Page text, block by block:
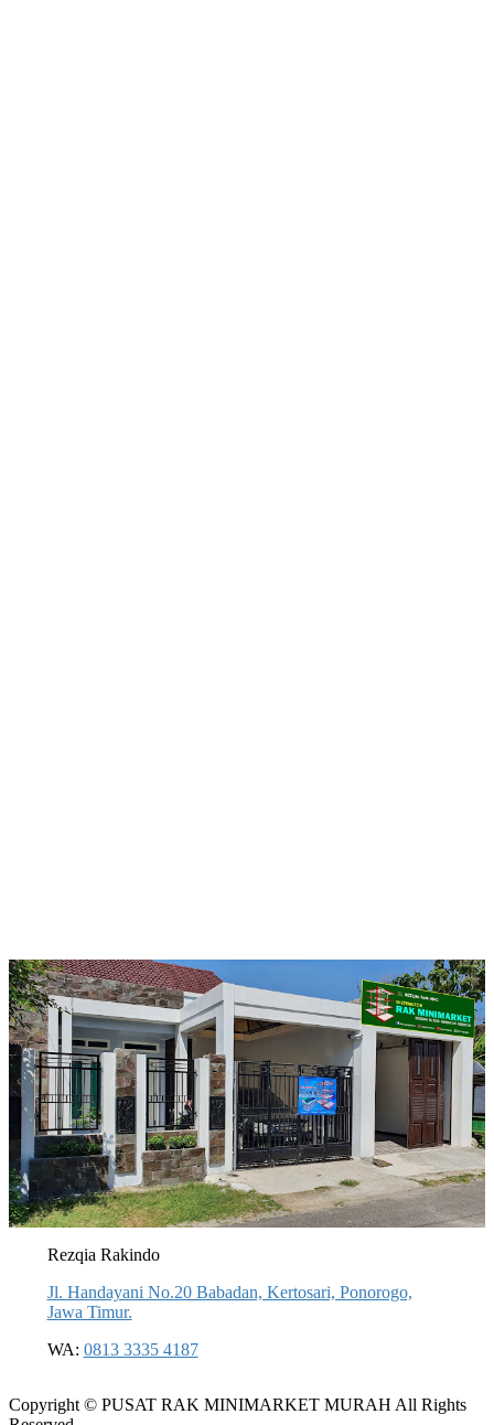
Rezqia Rakindo
Jl. Handayani No.20 Babadan, Kertosari, Ponorogo,
Jawa Timur.
WA: 0813 3335 4187
Copyright © PUSAT RAK MINIMARKET MURAH All Rights